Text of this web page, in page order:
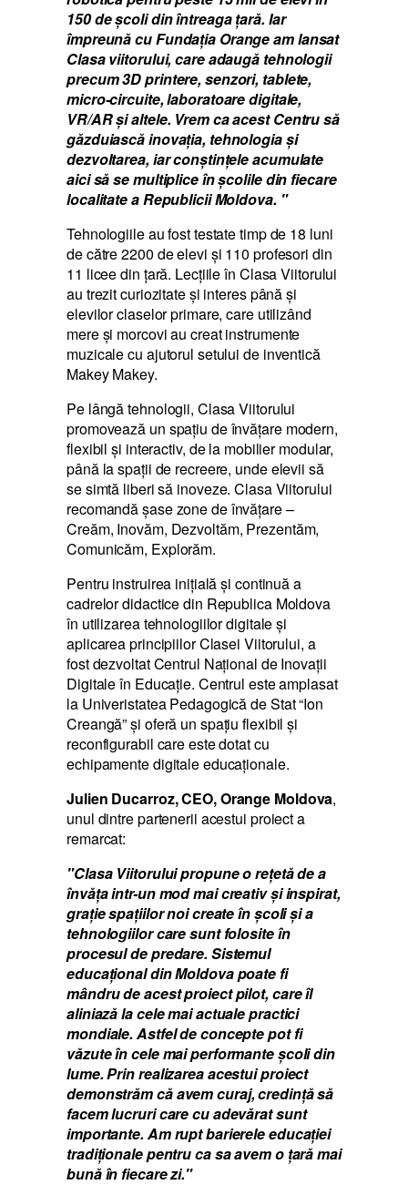
150 de școli din întreaga țară. Iar
împreună cu Fundația Orange am lansat
Clasa viitorului, care adaugă tehnologii
precum 3D printere, senzori, tablete,
micro-circuite, laboratoare digitale,
VR/AR și altele. Vrem ca acest Centru să
găzduiască inovația, tehnologia și
dezvoltarea, iar conștințele acumulate
aici să se multiplice în școlile din fiecare
localitate a Republicii Moldova. "
Tehnologiile au fost testate timp de 18 luni
de către 2200 de elevi și 110 profesori din
11 licee din țară. Lecțiile în Clasa Viitorului
au trezit curiozitate și interes până și
elevilor claselor primare, care utilizând
mere și morcovi au creat instrumente
muzicale cu ajutorul setului de inventică
Makey Makey.
Pe lângă tehnologii, Clasa Viitorului
promovează un spațiu de învățare modern,
flexibil și interactiv, de la mobilier modular,
până la spații de recreere, unde elevii să
se simtă liberi să inoveze. Clasa Viitorului
recomandă șase zone de învățare –
Creăm, Inovăm, Dezvoltăm, Prezentăm,
Comunicăm, Explorăm.
Pentru instruirea inițială și continuă a
cadrelor didactice din Republica Moldova
în utilizarea tehnologiilor digitale și
aplicarea principiilor Clasei Viitorului, a
fost dezvoltat Centrul Național de Inovații
Digitale în Educație. Centrul este amplasat
la Univeristatea Pedagogică de Stat “Ion
Creangă” și oferă un spațiu flexibil și
reconfigurabil care este dotat cu
echipamente digitale educaționale.
Julien Ducarroz, CEO, Orange Moldova,
unul dintre partenerii acestui proiect a
remarcat:
"Clasa Viitorului propune o reţetă de a
învăța intr-un mod mai creativ şi inspirat,
graţie spaţiilor noi create în şcoli şi a
tehnologiilor care sunt folosite în
procesul de predare. Sistemul
educaţional din Moldova poate fi
mândru de acest proiect pilot, care îl
aliniază la cele mai actuale practici
mondiale. Astfel de concepte pot fi
văzute în cele mai performante şcoli din
lume. Prin realizarea acestui proiect
demonstrăm că avem curaj, credinţă să
facem lucruri care cu adevărat sunt
importante. Am rupt barierele educaţiei
tradiţionale pentru ca sa avem o ţară mai
bună în fiecare zi."